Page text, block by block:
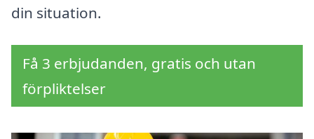
din situation.
Få 3 erbjudanden, gratis och utan
förpliktelser